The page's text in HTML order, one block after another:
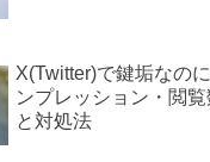
X(Twitter)で鍵垢なの
ンプレッション・閲
と対処法